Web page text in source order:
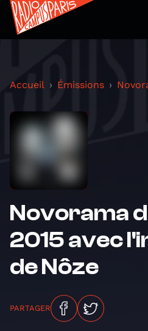
Accueil Émissions
Novorama
2015 avec
de Nôze
PARTAGER